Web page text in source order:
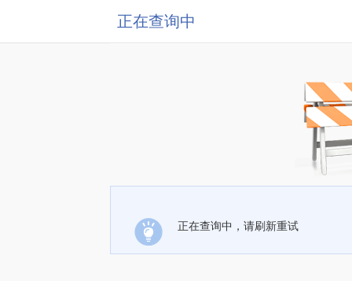
正在查询中
正在查询中，请刷新重试